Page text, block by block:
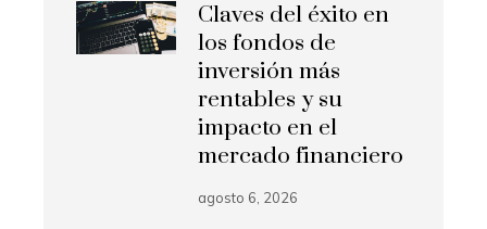
Claves del éxito en
los fondos de
inversión más
rentables y su
impacto en el
mercado financiero
agosto 6, 2026